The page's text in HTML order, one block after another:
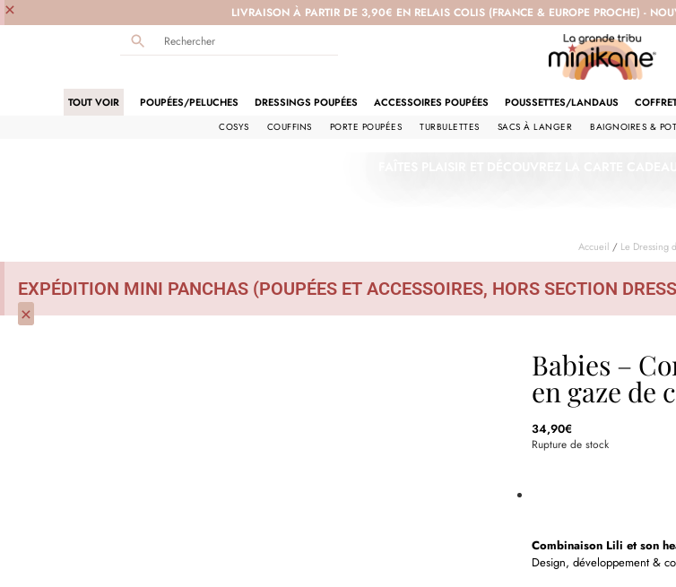
LIVRAISON À PARTIR DE 3,90€ EN RELAIS COLIS (FRANCE & EUROPE PROCHE) -
×
TOUT VOIR POUPÉES/PELUCHES DRESSINGS POUPÉES ACCESSOIRES POUPÉES POUSSETTES/LANDAUS
COSYS COUFFINS PORTE POUPÉES TURBULETTES SACS À LANGER BAIGNOIRES &
Accueil / Le Dressing
EXPÉDITION MINI PANCHAS (POUPÉES ET ACCESSOIRES, HORS SECTION
×
Babies –
en gaze de
34,90€
Rupture de stock
Combinaison Lili et son
Design, développement &